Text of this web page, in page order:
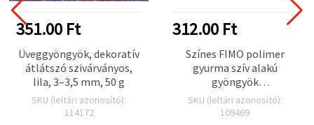
351.00 Ft
Üveggyöngyök, dekoratív
átlátszó szivárványos,
lila, 3–3,5 mm, 50 g
SKU (leltári azonosító):
114172
312.00 Ft
Színes FIMO polimer
gyurma szív alakú
gyöngyök
ékszerkészítéshez és
dekorációhoz, 10x5 mm, 2
SKU (leltári azonosító):
109469